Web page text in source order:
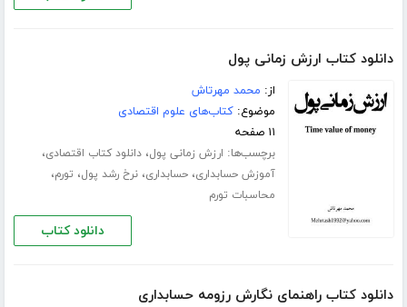
دانلود کتاب ارزش زمانی پول
از: محمد مهرتاش
موضوع:کتاب‌های علوم اقتصادی
۱۱ صفحه
برچسب‌ها: ارزش زمانی پول،دانلود کتاب اقتصادی،
آموزش حسابداری،حسابداری،نرخ رشد پول، تورم،
محاسبات تورم
دانلود کتاب
دانلود کتاب راهنمای نگارش رزومه حسابداری